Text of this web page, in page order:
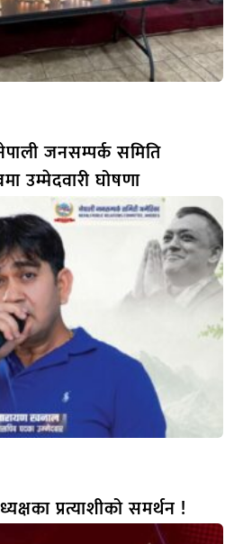
जनसम्पर्क समिति
उम्मेदवारी घोषणा
प्रत्याशीको समर्थन !